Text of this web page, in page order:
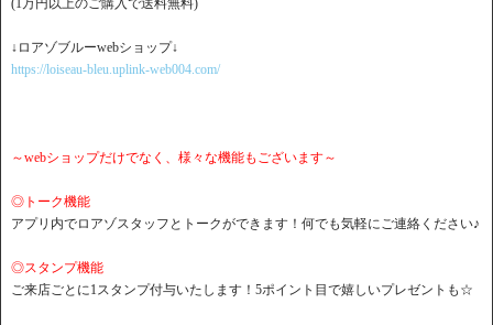
(1万円以上のご購入で送料無料)
↓ロアゾブルーwebショップ↓
https://loiseau-bleu.uplink-web004.com/
～webショップだけでなく、様々な機能もございます～
◎トーク機能
アプリ内でロアゾスタッフとトークができます！何でも気軽にご連絡ください♪
◎スタンプ機能
ご来店ごとに1スタンプ付与いたします！5ポイント目で嬉しいプレゼントも☆